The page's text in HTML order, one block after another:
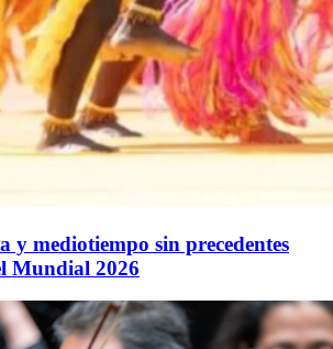
y mediotiempo sin precedentes
Mundial 2026